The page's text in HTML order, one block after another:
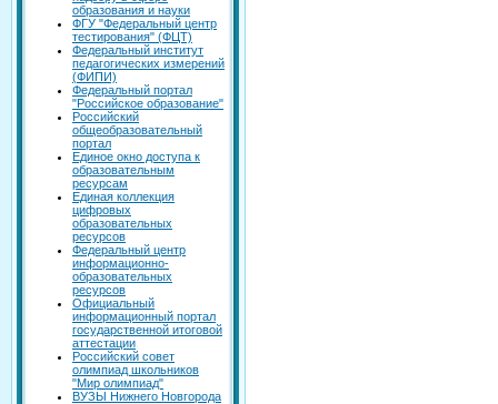
образования и науки
ФГУ "Федеральный центр
тестирования" (ФЦТ)
Федеральный институт
педагогических измерений
(ФИПИ)
Федеральный портал
"Российское образование"
Российский
общеобразовательный
портал
Единое окно доступа к
образовательным
ресурсам
Единая коллекция
цифровых
образовательных
ресурсов
Федеральный центр
информационно-
образовательных
ресурсов
Официальный
информационный портал
государственной итоговой
аттестации
Российский совет
олимпиад школьников
"Мир олимпиад"
ВУЗЫ Нижнего Новгорода